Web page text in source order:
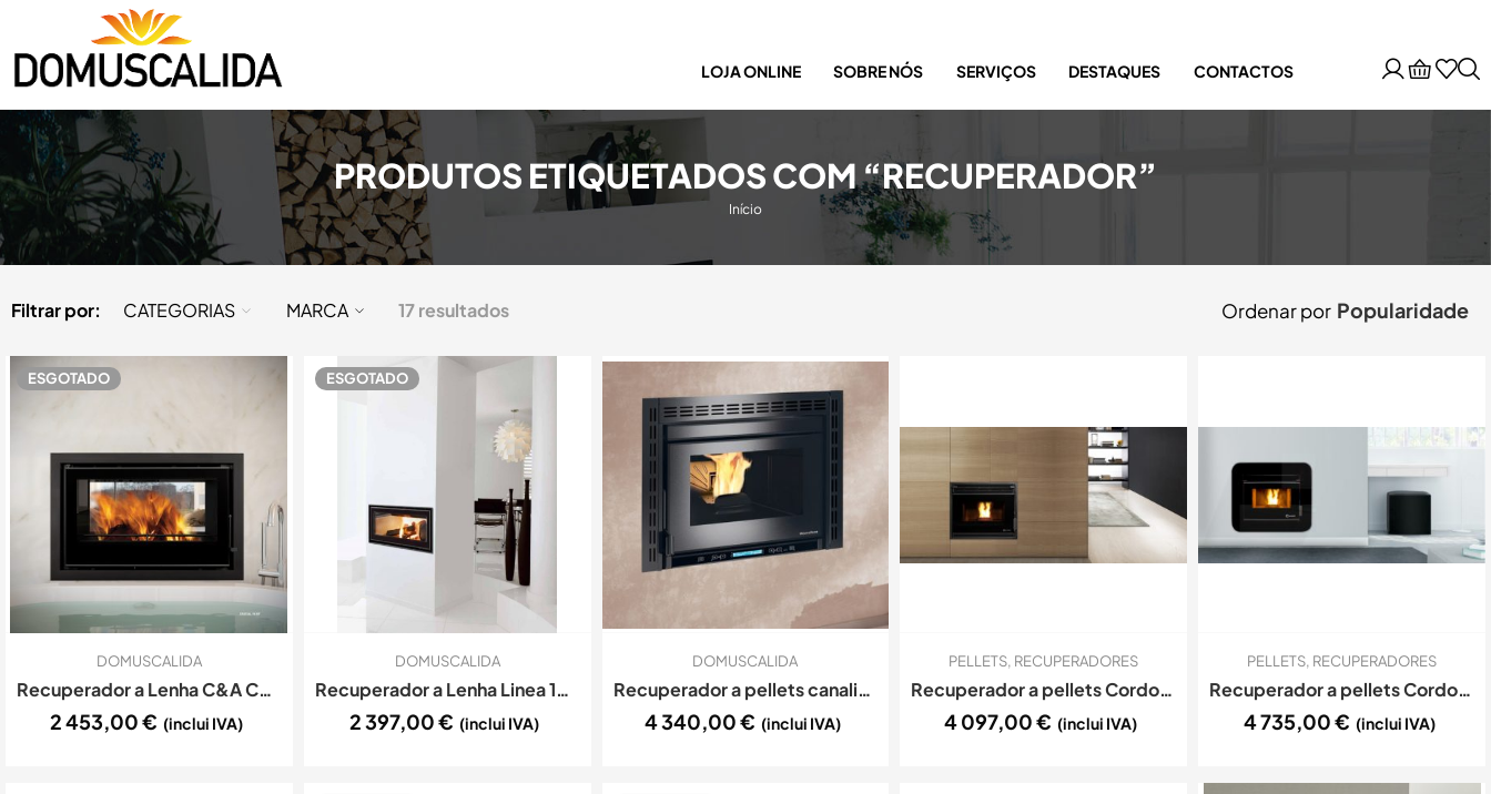
LOJA ONLINE SOBRE NÓS SERVIÇOS DESTAQUES CONTACTOS
PRODUTOS ETIQUETADOS COM “RECUPERADOR”
Início
Filtrar por: CATEGORIAS MARCA 17 resultados Ordenar por Popularidade
ESGOTADO
DOMUSCALIDA
Recuperador a Lenha C&A Chama Cristal 98 DF Ventilado
2 453,00€ (inclui IVA)
ESGOTADO
DOMUSCALIDA
Recuperador a Lenha Linea 100 Duo
2 397,00€ (inclui IVA)
DOMUSCALIDA
Recuperador a pellets canalizável Comfort plus Crystal
4 340,00€ (inclui IVA)
PELLETS, RECUPERADORES
Recuperador a pellets Cordoba EcoForest 12kw
4 097,00€ (inclui IVA)
PELLETS, RECUPERADORES
Recuperador a pellets Cordoba Glass EcoForest 12kw
4 735,00€ (inclui IVA)